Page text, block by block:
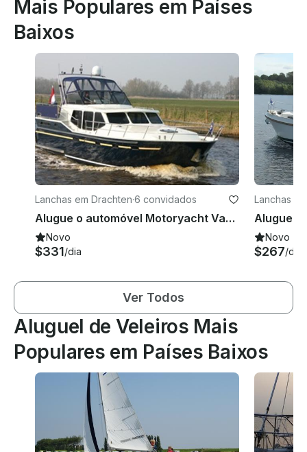
Mais Populares em Países
Baixos
Lanchas em Drachten·6 convidados
Alugue o automóvel Motoryacht Vacance 1200 Helios em Drachten, Holanda
Novo
$331/dia
Lanchas
Novo
$267/dia
Ver Todos
Aluguel de Veleiros Mais
Populares em Países Baixos